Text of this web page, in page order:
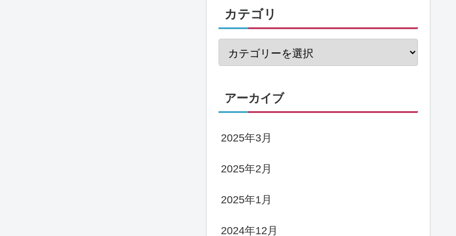
カテゴリ
アーカイブ
2025年3月
2025年2月
2025年1月
2024年12月